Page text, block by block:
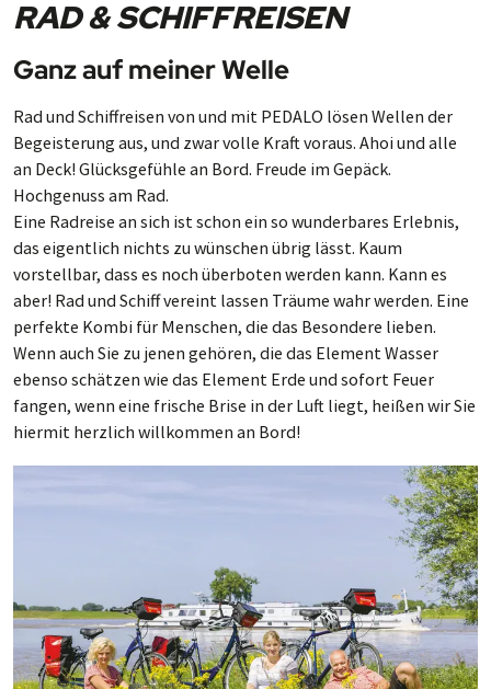
RAD & SCHIFFREISEN
Ganz auf meiner Welle
Rad und Schiffreisen von und mit PEDALO lösen Wellen der
Begeisterung aus, und zwar volle Kraft voraus. Ahoi und alle
an Deck! Glücksgefühle an Bord. Freude im Gepäck.
Hochgenuss am Rad.
Eine Radreise an sich ist schon ein so wunderbares Erlebnis,
das eigentlich nichts zu wünschen übrig lässt. Kaum
vorstellbar, dass es noch überboten werden kann. Kann es
aber! Rad und Schiff vereint lassen Träume wahr werden. Eine
perfekte Kombi für Menschen, die das Besondere lieben.
Wenn auch Sie zu jenen gehören, die das Element Wasser
ebenso schätzen wie das Element Erde und sofort Feuer
fangen, wenn eine frische Brise in der Luft liegt, heißen wir Sie
hiermit herzlich willkommen an Bord!